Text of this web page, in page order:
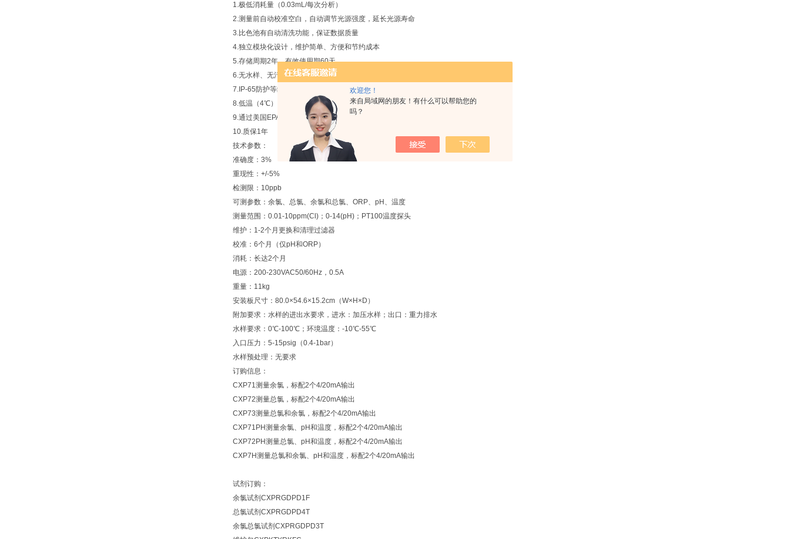
欢迎您！
来自局域网的朋友！有什么可以帮助您的
吗？
1.极低消耗量（0.03mL/每次分析）
2.测量前自动校准空白，自动调节光源强度，延长光源寿命
3.比色池有自动清洗功能，保证数据质量
4.独立模块化设计，维护简单、方便和节约成本
5.存储周期2年，有效使用期60天
6.无水样、无污染，停机并自动报，防止浪费
7.IP-65防护等级（NEMA4），RS485通讯协议接口
8.低温（4℃）水样仍可保证准确性
9.通过美国EPA认证、CSA标准认证、ISO认证
10.质保1年
技术参数：
准确度：3%
重现性：+/-5%
检测限：10ppb
可测参数：余氯、总氯、余氯和总氯、ORP、pH、温度
测量范围：0.01-10ppm(Cl)；0-14(pH)；PT100温度探头
维护：1-2个月更换和清理过滤器
校准：6个月（仅pH和ORP）
消耗：长达2个月
电源：200-230VAC50/60Hz，0.5A
重量：11kg
安装板尺寸：80.0×54.6×15.2cm（W×H×D）
附加要求：水样的进出水要求，进水：加压水样；出口：重力排水
水样要求：0℃-100℃；环境温度：-10℃-55℃
入口压力：5-15psig（0.4-1bar）
水样预处理：无要求
订购信息：
CXP71测量余氯，标配2个4/20mA输出
CXP72测量总氯，标配2个4/20mA输出
CXP73测量总氯和余氯，标配2个4/20mA输出
CXP71PH测量余氯、pH和温度，标配2个4/20mA输出
CXP72PH测量总氯、pH和温度，标配2个4/20mA输出
CXP7H测量总氯和余氯、pH和温度，标配2个4/20mA输出
试剂订购：
余氯试剂CXPRGDPD1F
总氯试剂CXPRGDPD4T
余氯总氯试剂CXPRGDPD3T